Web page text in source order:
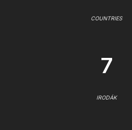
COUNTRIES
7
IRODÁK